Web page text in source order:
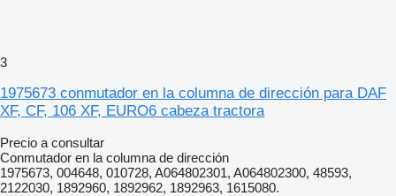
3
1975673 conmutador en la columna de dirección para DAF
XF, CF, 106 XF, EURO6 cabeza tractora
Precio a consultar
Conmutador en la columna de dirección
1975673, 004648, 010728, A064802301, A064802300, 48593,
2122030, 1892960, 1892962, 1892963, 1615080.